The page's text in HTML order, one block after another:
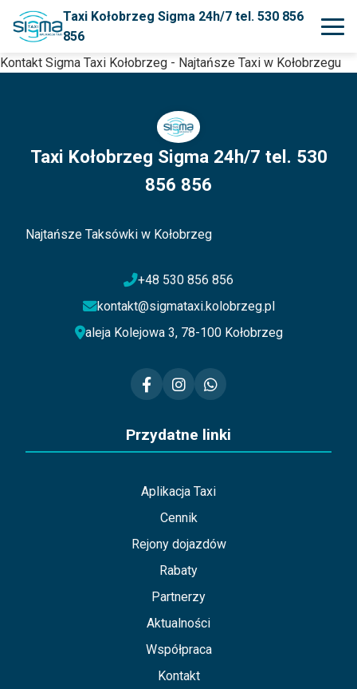
Taxi Kołobrzeg Sigma 24h/7 tel. 530 856
856
Kontakt Sigma Taxi Kołobrzeg - Najtańsze Taxi w Kołobrzegu
Taxi Kołobrzeg Sigma 24h/7 tel. 530
856 856
Najtańsze Taksówki w Kołobrzeg
+48 530 856 856
kontakt@sigmataxi.kolobrzeg.pl
aleja Kolejowa 3, 78-100 Kołobrzeg
Przydatne linki
Aplikacja Taxi
Cennik
Rejony dojazdów
Rabaty
Partnerzy
Aktualności
Współpraca
Kontakt